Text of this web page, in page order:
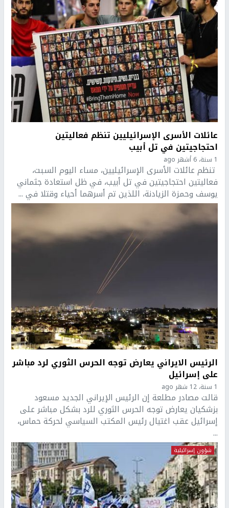
عائلات الأسرى الإسرائيليين تنظم فعاليتين
احتجاجيتين في تل أبيب
1 سنة، 6 أشهر ago
تنظم عائلات الأسرى الإسرائيليين، مساء اليوم السبت،
فعاليتين احتجاجيتين في تل أبيب، في ظل استعادة جثماني
يوسف وحمزة الزيادنة، اللذين تم أسرهما أحياء وقتلا في ...
الرئيس الايراني يعارض توجه الحرس الثوري لرد مباشر
على إسرائيل
1 سنة، 12 شهر ago
قالت مصادر مطلعة إن الرئيس الإيراني الجديد مسعود
بزشكيان يعارض توجه الحرس الثوري للرد بشكل مباشر على
إسرائيل عقب اغتيال رئيس المكتب السياسي لحركة حماس،
...
شؤون إسرائيلية